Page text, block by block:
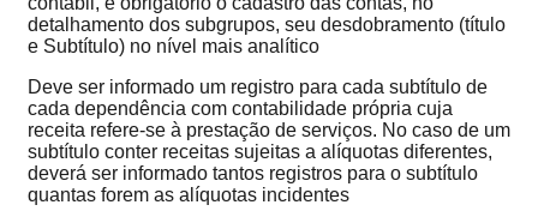
detalhamento dos subgrupos, seu desdobramento (título
e Subtítulo) no nível mais analítico
Deve ser informado um registro para cada subtítulo de
cada dependência com contabilidade própria cuja
receita refere-se à prestação de serviços. No caso de um
subtítulo conter receitas sujeitas a alíquotas diferentes,
deverá ser informado tantos registros para o subtítulo
quantas forem as alíquotas incidentes